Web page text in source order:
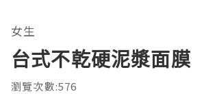
女生
台式不乾硬泥漿面膜
瀏覽次數:576